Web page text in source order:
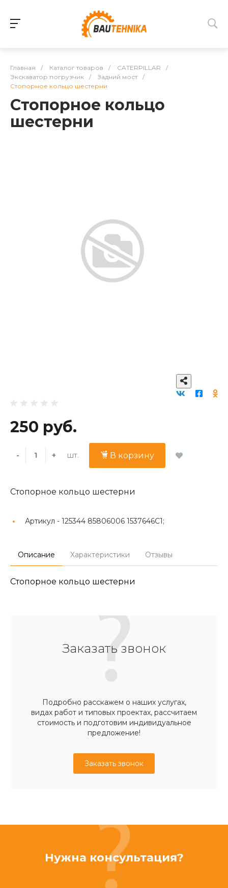
Главная / Каталог товаров / CATERPILLAR
/
Экскаватор погрузчик
/ Задний мост
/
Стопорное кольцо шестерни
Стопорное кольцо
шестерни
250 руб.
- + шт. В корзину
Стопорное кольцо шестерни
Артикул - 125344 85806006 1537646C1;
Описание Характеристики Отзывы
Стопорное кольцо шестерни
Заказать звонок
Подробно расскажем о наших услугах,
видах работ и типовых проектах, рассчитаем
стоимость и подготовим индивидуальное
предложение!
Заказать звонок
Нужна консультация?